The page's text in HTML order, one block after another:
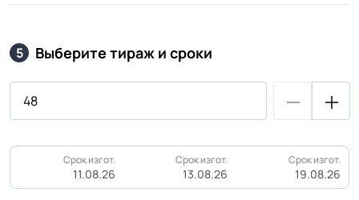
5 Выберите тираж и сроки
Срок изгот.
11.08.26
Срок изгот.
13.08.26
Срок изгот.
19.08.26